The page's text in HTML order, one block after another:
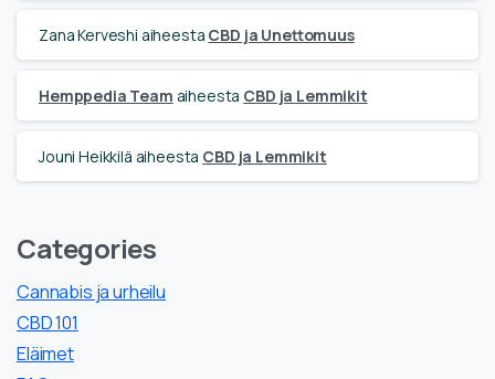
Zana Kerveshi aiheesta CBD ja Unettomuus
Hemppedia Team aiheesta CBD ja Lemmikit
Jouni Heikkilä aiheesta CBD ja Lemmikit
Categories
Cannabis ja urheilu
CBD 101
Eläimet